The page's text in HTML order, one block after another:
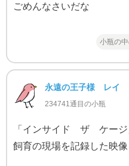
ごめんなさいだな
小瓶の
永遠の王子様 レイ
234741通目の小瓶
「インサイド ザ ケージ
飼育の現場を記録した映